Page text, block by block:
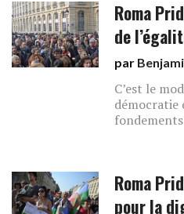
Roma
de
par
C’est le
démocratie
Roma
pour la